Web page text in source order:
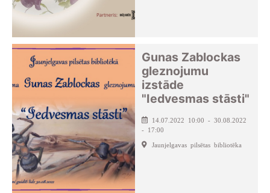
Gunas Zablockas
gleznojumu
izstāde
"Iedvesmas stāsti"
14.07.2022 10:00 - 30.08.2022
- 17:00
Jaunjelgavas pilsētas bibliotēka